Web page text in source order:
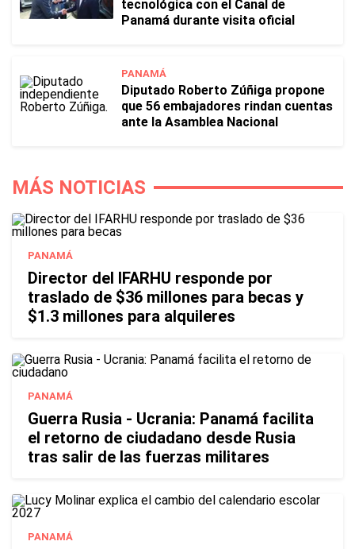
tecnológica con el Canal de
Panamá durante visita oficial
PANAMÁ
Diputado Roberto Zúñiga propone
que 56 embajadores rindan cuentas
ante la Asamblea Nacional
MÁS NOTICIAS
PANAMÁ
Director del IFARHU responde por
traslado de $36 millones para becas y
$1.3 millones para alquileres
PANAMÁ
Guerra Rusia - Ucrania: Panamá facilita
el retorno de ciudadano desde Rusia
tras salir de las fuerzas militares
PANAMÁ